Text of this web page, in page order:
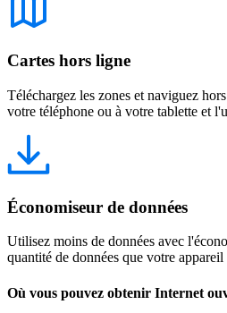
Cartes hors ligne
Téléchargez les zones et naviguez
votre téléphone ou à votre tablette et
Économiseur de données
Utilisez moins de données avec
quantité de données que votre appareil
Où vous pouvez obtenir Internet